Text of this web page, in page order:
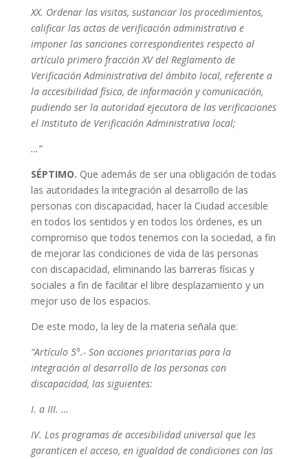
XX. Ordenar las visitas, sustanciar los procedimientos,
calificar las actas de verificación administrativa e
imponer las sanciones correspondientes respecto al
artículo primero fracción XV del Reglamento de
Verificación Administrativa del ámbito local, referente a
la accesibilidad física, de información y comunicación,
pudiendo ser la autoridad ejecutora de las verificaciones
el Instituto de Verificación Administrativa local;
…”
SÉPTIMO. Que además de ser una obligación de todas
las autoridades la integración al desarrollo de las
personas con discapacidad, hacer la Ciudad accesible
en todos los sentidos y en todos los órdenes, es un
compromiso que todos tenemos con la sociedad, a fin
de mejorar las condiciones de vida de las personas
con discapacidad, eliminando las barreras físicas y
sociales a fin de facilitar el libre desplazamiento y un
mejor uso de los espacios.
De este modo, la ley de la materia señala que:
“Artículo 5°.- Son acciones prioritarias para la
integración al desarrollo de las personas con
discapacidad, las siguientes:
I. a III. …
IV. Los programas de accesibilidad universal que les
garanticen el acceso, en igualdad de condiciones con las